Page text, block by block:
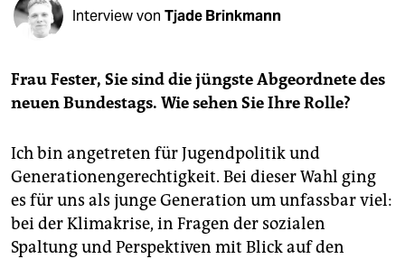
fragen & hilfe
abo
epaper login
Interview von Tjade Brinkmann
Frau Fester, Sie sind die jüngste Abgeordnete des
neuen Bundestags. Wie sehen Sie Ihre Rolle?
Ich bin angetreten für Jugendpolitik und
Generationengerechtigkeit. Bei dieser Wahl ging
es für uns als junge Generation um unfassbar viel:
bei der Klimakrise, in Fragen der sozialen
Spaltung und Perspektiven mit Blick auf den